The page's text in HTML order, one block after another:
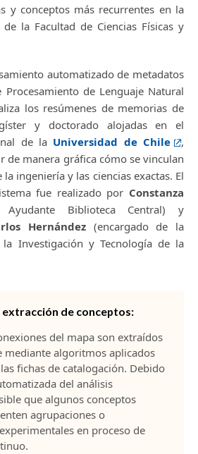
y conceptos más recurrentes en la
la Facultad de Ciencias Físicas y
automatizado de metadatos
Procesamiento de Lenguaje Natural
los resúmenes de memorias de
y doctorado alojadas en el
de la Universidad de Chile
,
de manera gráfica cómo se vinculan
ingeniería y las ciencias exactas. El
fue realizado por Constanza
Biblioteca Central) y
Hernández (encargado de la
Investigación y Tecnología de la
de conceptos:
del mapa son extraídos
mediante algoritmos aplicados
fichas de catalogación. Debido
del análisis
que algunos conceptos
agrupaciones o
en proceso de